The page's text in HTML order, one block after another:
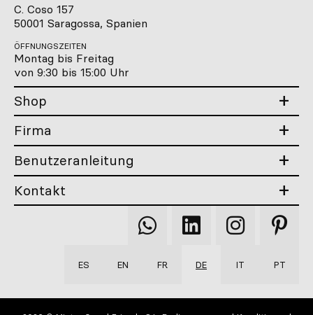
C. Coso 157
50001 Saragossa, Spanien
ÖFFNUNGSZEITEN
Montag bis Freitag
von 9:30 bis 15:00 Uhr
Shop
Firma
Benutzeranleitung
Kontakt
Qooqer
WhatsApp
Qooqer
Linkedin
Qooqer
Instagram
Qooqer
ES EN FR DE IT PT